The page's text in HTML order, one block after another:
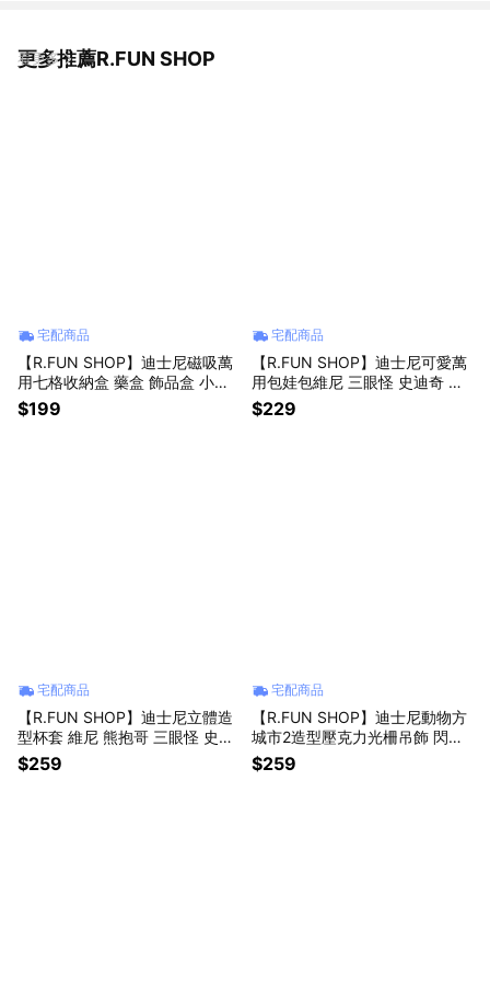
更多推薦R.FUN SHOP
看更多
宅配商品
【R.FUN SHOP】迪士尼磁吸萬
用七格收納盒 藥盒 飾品盒 小物
收納 旅遊 維尼 米奇 史迪奇 奇奇
蒂蒂 CA983
$199
宅配商品
【R.FUN SHOP】迪士尼可愛萬
用包娃包維尼 三眼怪 史迪奇 維
尼 奇奇蒂蒂 娃包 萬用包 收納 可
愛 痛包 CA959
$229
宅配商品
【R.FUN SHOP】迪士尼立體造
型杯套 維尼 熊抱哥 三眼怪 史迪
奇 小飛象 愛麗兒 飲料杯套 環保
CA928
$259
宅配商品
【R.FUN SHOP】迪士尼動物方
城市2造型壓克力光柵吊飾 閃卡
鑰匙圈 zootopia2 茱蒂 尼克 豹
警官 快俠 CA982
$259